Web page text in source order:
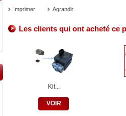
Imprimer Agrandir
Les clients qui ont acheté ce
Kit...
VOIR